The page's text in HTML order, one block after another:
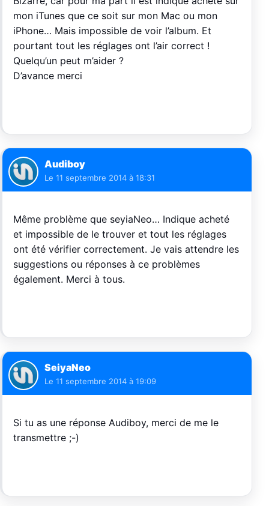
mon iTunes que ce soit sur mon Mac ou mon
iPhone… Mais impossible de voir l’album. Et
pourtant tout les réglages ont l’air correct !
Quelqu’un peut m’aider ?
D’avance merci
Audiboy
Le 11 septembre 2014 à 18:31
Même problème que seyiaNeo… Indique acheté
et impossible de le trouver et tout les réglages
ont été vérifier correctement. Je vais attendre les
suggestions ou réponses à ce problèmes
également. Merci à tous.
SeiyaNeo
Le 11 septembre 2014 à 19:09
Si tu as une réponse Audiboy, merci de me le
transmettre ;-)